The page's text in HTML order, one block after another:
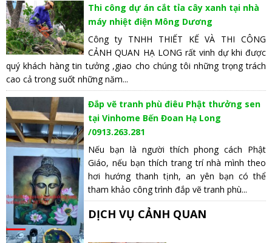
Thi công dự án cắt tỉa cây xanh tại nhà
máy nhiệt điện Mông Dương
Công ty TNHH THIẾT KẾ VÀ THI CÔNG
CẢNH QUAN HẠ LONG rất vinh dự khi được
quý khách hàng tin tưởng ,giao cho chúng tôi những trọng trách
cao cả trong suốt những năm...
Đắp vẽ tranh phù điêu Phật thưởng sen
tại Vinhome Bến Đoan Hạ Long
/0913.263.281
Nếu bạn là người thích phong cách Phật
Giáo, nếu bạn thích trang trí nhà mình theo
hơi hướng thanh tịnh, an yên bạn có thể
tham khảo công trình đắp vẽ tranh phù...
DỊCH VỤ CẢNH QUAN